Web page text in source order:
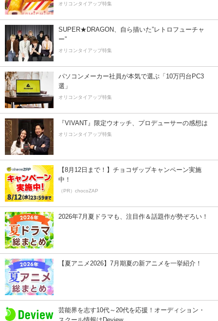
オリコンタイアップ特集
SUPER★DRAGON、自ら描いた”レトロフューチャ
ー”
オリコンタイアップ特集
パソコンメーカー社員が本気で選ぶ「10万円台PC3
選」
オリコンタイアップ特集
『VIVANT』限定ウオッチ、プロデューサーの感想は
オリコンタイアップ特集
【8月12日まで！】チョコザップキャンペーン実施
中！
（PR）chocoZAP
2026年7月夏ドラマも、注目作＆話題作が勢ぞろい！
【夏アニメ2026】7月期夏の新アニメを一挙紹介！
芸能界を志す10代～20代を応援！オーディション・